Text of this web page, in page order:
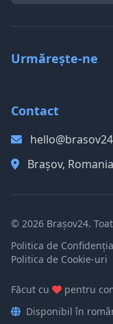
Urmărește-ne
Contact
Brașov, Romania
© 2026 Brașov24.
Politica de
Politica de Cookie-uri
Făcut cu
pentru
Disponibil în